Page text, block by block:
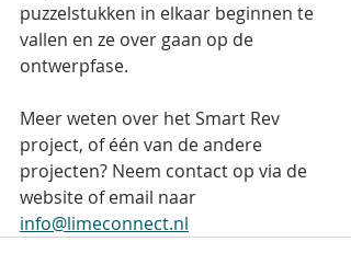
puzzelstukken in elkaar beginnen te
vallen en ze over gaan op de
ontwerpfase.
Meer weten over het Smart Rev
project, of één van de andere
projecten? Neem contact op via de
website of email naar
info@limeconnect.nl